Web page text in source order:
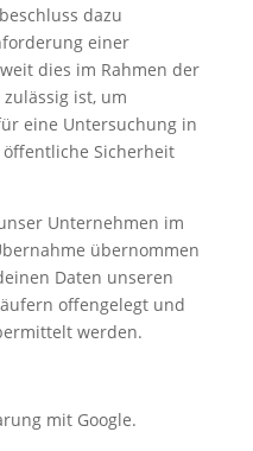
dazu
einer
dies im Rahmen der
ist, um
eine Untersuchung in
Sicherheit
Unternehmen im
übernommen
Daten unseren
offengelegt und
werden.
mit Google.